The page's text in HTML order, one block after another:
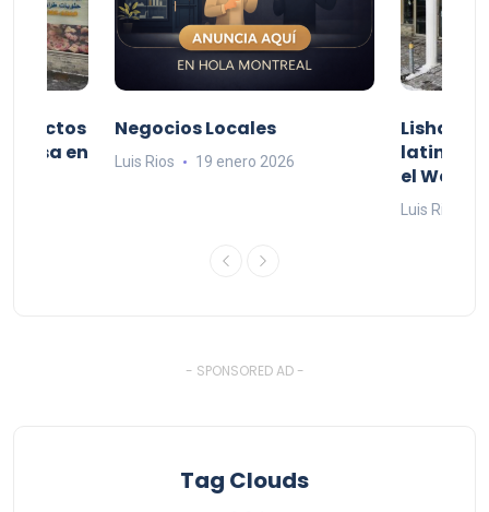
casa en
Negocios Locales
Luis Rios 19 enero 2026
Lishaam
latinos
el West
Luis Rios
- SPONSORED AD -
Tag Clouds